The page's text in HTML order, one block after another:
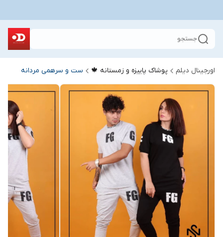
جستجو
اورجینال دیلم پوشاک پاییزه و زمستانه 🍁 ست و سرهمی مردانه